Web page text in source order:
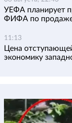
УЕФА планирует
ФИФА по продаже
11:13
Цена
экономику